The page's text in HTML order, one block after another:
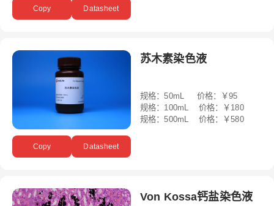
Copy Datasheet
Copy Datasheet
苏木素染色液
规格：50mL 价格：￥95
规格：100mL 价格：￥180
规格：500mL 价格：￥580
Von Kossa钙盐染色液